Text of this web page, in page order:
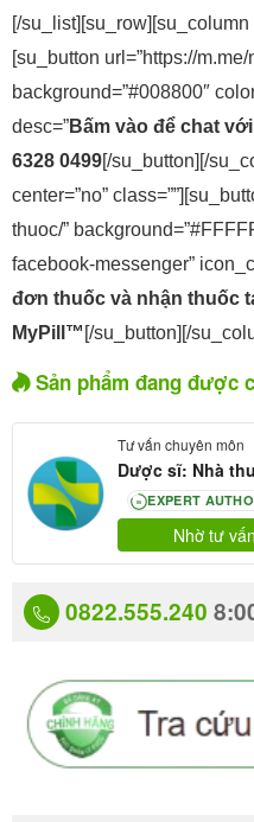
[/su_list][su_row][su_column
[su_button url=”https://
background=”#008800″
desc=”Bấm vào để chat
6328 0499[/su_button][/
center=”no”
thuoc/”
facebook-messenger”
đơn thuốc và nhận thuốc
MyPill™ [/su_button][/
Sản phẩm đang được
Tư vấn chuyên môn
Dược sĩ: Nhà
80 EXPERT
Nhờ tư vấn
0822.555.240